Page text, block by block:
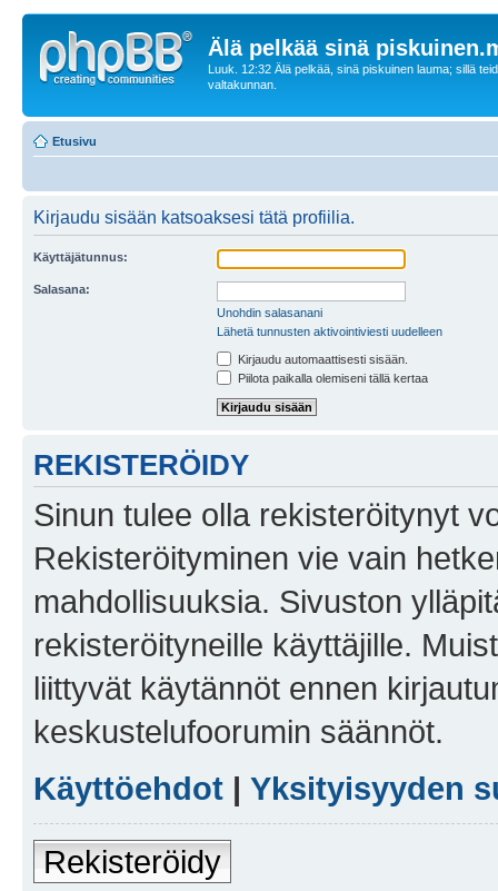
Älä pelkää sinä
Luuk. 12:32 Älä pelkää, sinä piskuinen lauma; sillä
valtakunnan.
Etusivu
Kirjaudu sisään katsoaksesi tätä profiilia.
Käyttäjätunnus:
Salasana:
Unohdin salasanani
Lähetä tunnusten aktivointiviesti uudelleen
Kirjaudu automaattisesti sisään.
Piilota paikalla olemiseni tällä kertaa
REKISTERÖIDY
Sinun tulee olla rekisteröitynyt
Rekisteröityminen vie vain
mahdollisuuksia. Sivuston
rekisteröityneille käyttäjille.
liittyvät käytännöt ennen
keskustelufoorumin säännöt.
Käyttöehdot | Yksityisyyden
Rekisteröidy